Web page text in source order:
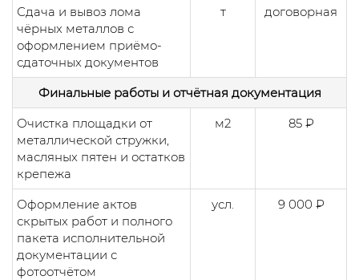
Сдача и вывоз лома
чёрных металлов с
оформлением приёмо-
сдаточных документов
т договорная
Финальные работы и отчётная документация
Очистка площадки от
металлической стружки,
масляных пятен и остатков
крепежа
м2 85 ₽
Оформление актов
скрытых работ и полного
пакета исполнительной
документации с
фотоотчётом
усл. 9 000 ₽